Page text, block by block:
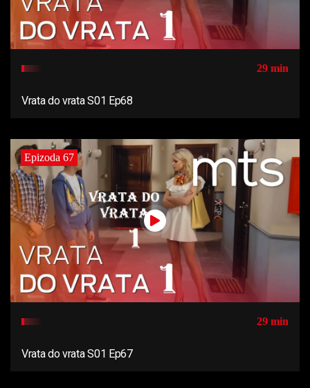
29 min
Vrata do vrata S01 Ep68
Epizoda 67
29 min
Vrata do vrata S01 Ep67